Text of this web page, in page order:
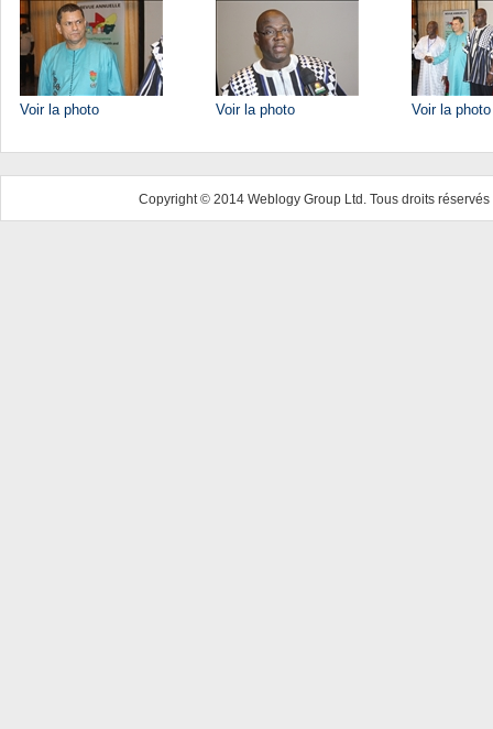
Voir la photo Voir la photo Voir la photo
Copyright © 2014 Weblogy Group Ltd. Tous droits